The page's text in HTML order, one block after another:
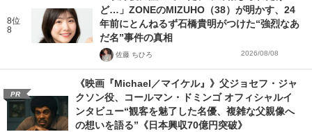
8位
8
ど…」ZONEのMIZUHO（38）が明かす、24
年前にとんねるず石橋貴明がつけた“強烈なあ
だ名”事件の真相
佐藤 ちひろ 2026/08/08
PR
《映画『Michael／マイケル』》父ジョセフ・ジャ
クソン役、コールマン・ドミンゴ オフィシャルイ
ンタビュー“観客を魅了した名優、複雑な父親像へ
の想いを語る”《日本興収70億円突破》